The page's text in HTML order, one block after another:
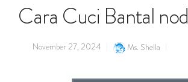
Cara Cuci Bantal
November 27, 2024 Ms. Shella